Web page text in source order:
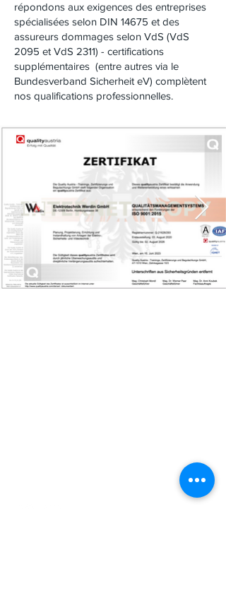
répondons aux exigences des entreprises
spécialisées selon DIN 14675 et des
assureurs dommages selon VdS (VdS
2095 et VdS 2311) - certifications
supplémentaires (entre autres via le
Bundesverband Sicherheit eV) complètent
nos qualifications professionnelles.